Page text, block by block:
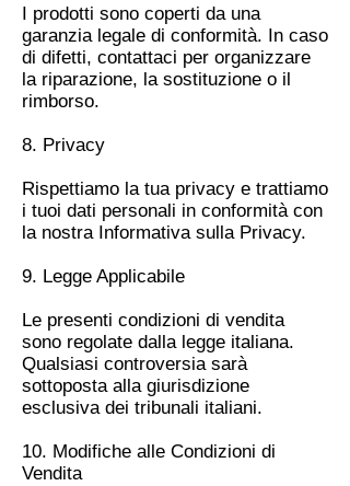
I prodotti sono coperti da una
garanzia legale di conformità. In caso
di difetti, contattaci per organizzare
la riparazione, la sostituzione o il
rimborso.
8. Privacy
Rispettiamo la tua privacy e trattiamo
i tuoi dati personali in conformità con
la nostra Informativa sulla Privacy.
9. Legge Applicabile
Le presenti condizioni di vendita
sono regolate dalla legge italiana.
Qualsiasi controversia sarà
sottoposta alla giurisdizione
esclusiva dei tribunali italiani.
10. Modifiche alle Condizioni di
Vendita